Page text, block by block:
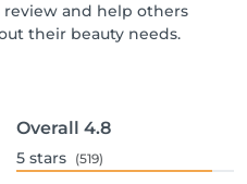
and help others
their beauty needs.
Overall 4.8
5 stars (519)